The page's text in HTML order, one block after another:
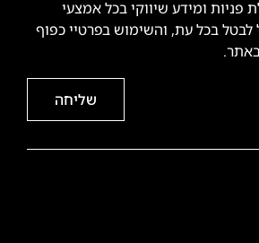
ומידע שיווקי בכל אמצעי
לבטל בכל עת, והשימוש בפרטיי כפוף
שליחה